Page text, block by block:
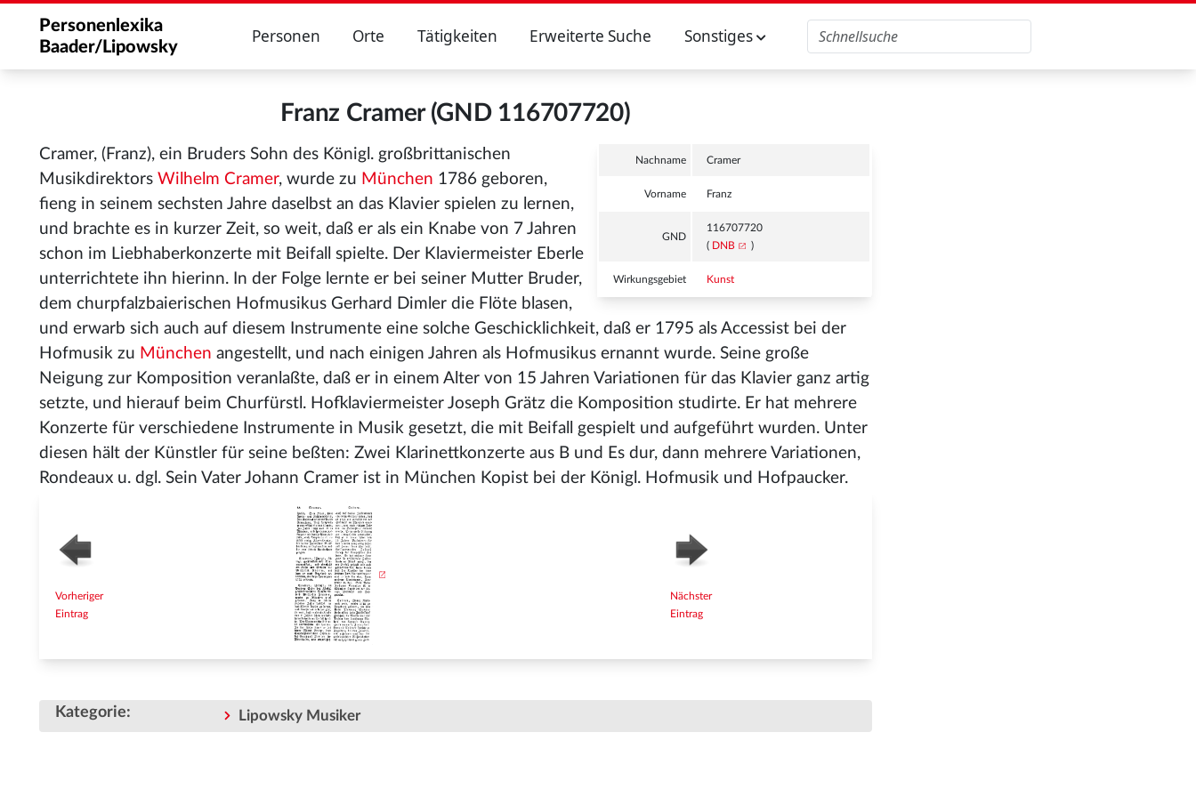
Personenlexika
Baader/Lipowsky
Personen Orte Tätigkeiten Erweiterte Suche Sonstiges
Franz Cramer (GND 116707720)
Nachname Cramer
Vorname Franz
GND
116707720
( DNB )
Wirkungsgebiet Kunst
Cramer, (Franz), ein Bruders Sohn des Königl. großbrittanischen
Musikdirektors Wilhelm Cramer, wurde zu München 1786 geboren,
fieng in seinem sechsten Jahre daselbst an das Klavier spielen zu lernen,
und brachte es in kurzer Zeit, so weit, daß er als ein Knabe von 7 Jahren
schon im Liebhaberkonzerte mit Beifall spielte. Der Klaviermeister Eberle
unterrichtete ihn hierinn. In der Folge lernte er bei seiner Mutter Bruder,
dem churpfalzbaierischen Hofmusikus Gerhard Dimler die Flöte blasen,
und erwarb sich auch auf diesem Instrumente eine solche Geschicklichkeit, daß er 1795 als Accessist bei der
Hofmusik zu München angestellt, und nach einigen Jahren als Hofmusikus ernannt wurde. Seine große
Neigung zur Komposition veranlaßte, daß er in einem Alter von 15 Jahren Variationen für das Klavier ganz artig
setzte, und hierauf beim Churfürstl. Hofklaviermeister Joseph Grätz die Komposition studirte. Er hat mehrere
Konzerte für verschiedene Instrumente in Musik gesetzt, die mit Beifall gespielt und aufgeführt wurden. Unter
diesen hält der Künstler für seine beßten: Zwei Klarinettkonzerte aus B und Es dur, dann mehrere Variationen,
Rondeaux u. dgl. Sein Vater Johann Cramer ist in München Kopist bei der Königl. Hofmusik und Hofpaucker.
Vorheriger
Eintrag
Nächster
Eintrag
Kategorie: Lipowsky Musiker